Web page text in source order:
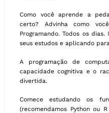
Como você aprende a
certo? Advinha como
Programando. Todos os
seus estudos e aplicando
A programação de
capacidade cognitiva e o
divertida.
Comece estudando os
(recomendamos Python ou